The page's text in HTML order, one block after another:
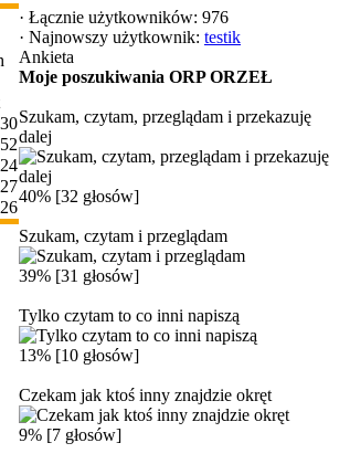
· Łącznie użytkowników: 976
· Najnowszy użytkownik: testik
Ankieta
Moje poszukiwania ORP ORZEŁ
Szukam, czytam, przeglądam i przekazuję
dalej
40% [32 głosów]
Szukam, czytam i przeglądam
39% [31 głosów]
Tylko czytam to co inni napiszą
13% [10 głosów]
Czekam jak ktoś inny znajdzie okręt
9% [7 głosów]